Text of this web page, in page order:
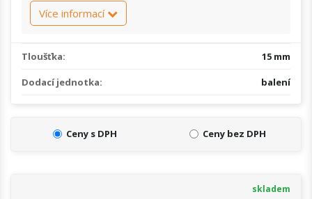
Více informací
Tloušťka: 15 mm
Dodací jednotka: balení
Ceny s DPH Ceny bez DPH
skladem